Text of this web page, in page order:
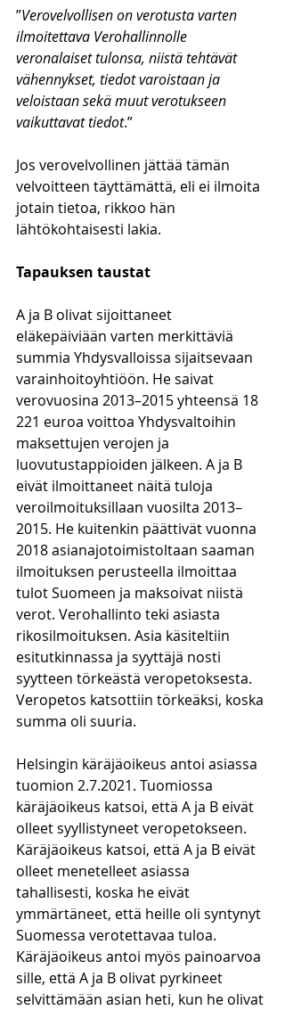
”Verovelvollisen on verotusta varten
ilmoitettava Verohallinnolle
veronalaiset tulonsa, niistä tehtävät
vähennykset, tiedot varoistaan ja
veloistaan sekä muut verotukseen
vaikuttavat tiedot.”
Jos verovelvollinen jättää tämän
velvoitteen täyttämättä, eli ei ilmoita
jotain tietoa, rikkoo hän
lähtökohtaisesti lakia.
Tapauksen taustat
A ja B olivat sijoittaneet
eläkepäiviään varten merkittäviä
summia Yhdysvalloissa sijaitsevaan
varainhoitoyhtiöön. He saivat
verovuosina 2013–2015 yhteensä 18
221 euroa voittoa Yhdysvaltoihin
maksettujen verojen ja
luovutustappioiden jälkeen. A ja B
eivät ilmoittaneet näitä tuloja
veroilmoituksillaan vuosilta 2013–
2015. He kuitenkin päättivät vuonna
2018 asianajotoimistoltaan saaman
ilmoituksen perusteella ilmoittaa
tulot Suomeen ja maksoivat niistä
verot. Verohallinto teki asiasta
rikosilmoituksen. Asia käsiteltiin
esitutkinnassa ja syyttäjä nosti
syytteen törkeästä veropetoksesta.
Veropetos katsottiin törkeäksi, koska
summa oli suuria.
Helsingin käräjäoikeus antoi asiassa
tuomion 2.7.2021. Tuomiossa
käräjäoikeus katsoi, että A ja B eivät
olleet syyllistyneet veropetokseen.
Käräjäoikeus katsoi, että A ja B eivät
olleet menetelleet asiassa
tahallisesti, koska he eivät
ymmärtäneet, että heille oli syntynyt
Suomessa verotettavaa tuloa.
Käräjäoikeus antoi myös painoarvoa
sille, että A ja B olivat pyrkineet
selvittämään asian heti, kun he olivat